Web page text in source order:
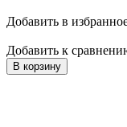
Добавить в
Добавить к
В корзину